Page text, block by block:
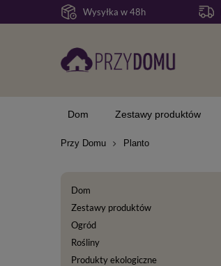
Wysyłka w 48h
Dom Zestawy produktów
Przy Domu Planto
Dom
Zestawy produktów
Ogród
Rośliny
Produkty ekologiczne